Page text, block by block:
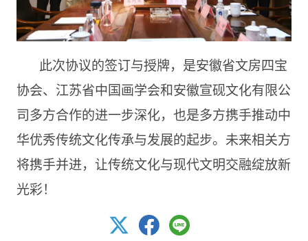
此次协议的签订与授牌，是安徽省文房四宝
协会、江苏省中国画学会和安徽宣砚文化有限公
司多方合作的进一步深化，也是多方携手推动中
华优秀传统文化传承与发展的起步。未来相关方
将携手并进，让传统文化与现代文明交融绽放新
光彩！